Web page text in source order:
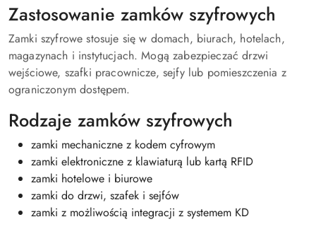
Zastosowanie zamków szyfrowych
Zamki szyfrowe stosuje się w domach, biurach, hotelach,
magazynach i instytucjach. Mogą zabezpieczać drzwi
wejściowe, szafki pracownicze, sejfy lub pomieszczenia z
ograniczonym dostępem.
Rodzaje zamków szyfrowych
zamki mechaniczne z kodem cyfrowym
zamki elektroniczne z klawiaturą lub kartą RFID
zamki hotelowe i biurowe
zamki do drzwi, szafek i sejfów
zamki z możliwością integracji z systemem KD